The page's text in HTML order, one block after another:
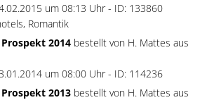
um 08:13 Uhr - ID: 133860
Romantik
2014bestellt von H. Mattes aus
um 08:00 Uhr - ID: 114236
2013bestellt von H. Mattes aus